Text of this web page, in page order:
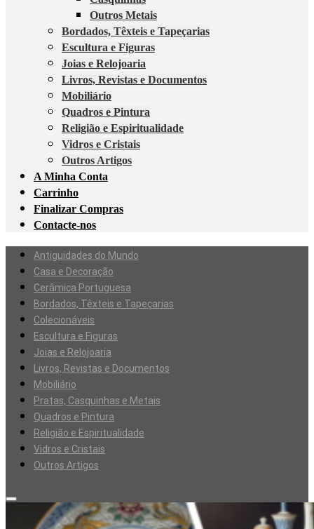
Outros Metais
Bordados, Têxteis e Tapeçarias
Escultura e Figuras
Joias e Relojoaria
Livros, Revistas e Documentos
Mobiliário
Quadros e Pintura
Religião e Espiritualidade
Vidros e Cristais
Outros Artigos
A Minha Conta
Carrinho
Finalizar Compras
Contacte-nos
Antiguidades do Mundo
Casa e Decoração
Cerâmica Portuguesa
Bordados, Têxteis e Tapeçarias
Colecionáveis
Escultura e Figuras
Joias e Relojoaria
Livros, Revistas e Documentos
Mobiliário
Pratas, Casquinhas e Metais
Quadros e Pintura
Religião e Espiritualidade
Vidros e Cristais
Outros Artigos